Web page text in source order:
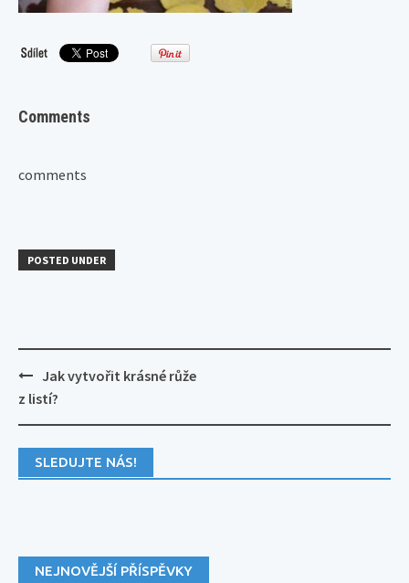
Comments
comments
POSTED UNDER
Post
navigation
Jak vytvořit krásné růže
z listí?
SLEDUJTE NÁS!
NEJNOVĚJŠÍ PŘÍSPĚVKY